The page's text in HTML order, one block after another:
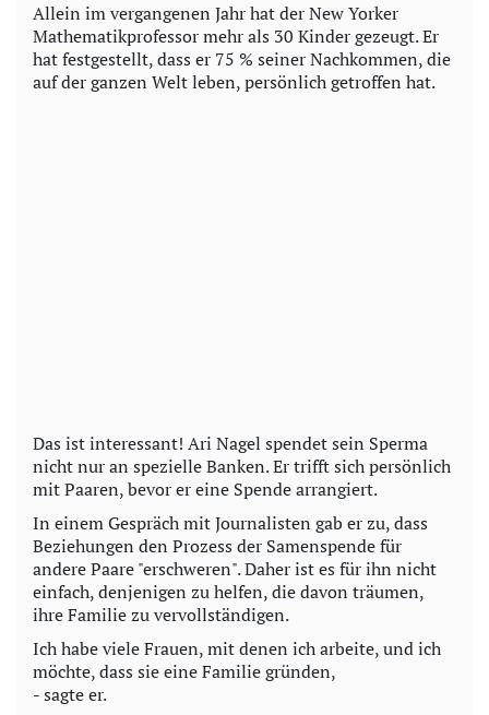
Allein im vergangenen Jahr hat der New Yorker
Mathematikprofessor mehr als 30 Kinder gezeugt. Er
hat festgestellt, dass er 75 % seiner Nachkommen, die
auf der ganzen Welt leben, persönlich getroffen hat.
Das ist interessant! Ari Nagel spendet sein Sperma
nicht nur an spezielle Banken. Er trifft sich persönlich
mit Paaren, bevor er eine Spende arrangiert.
In einem Gespräch mit Journalisten gab er zu, dass
Beziehungen den Prozess der Samenspende für
andere Paare "erschweren". Daher ist es für ihn nicht
einfach, denjenigen zu helfen, die davon träumen,
ihre Familie zu vervollständigen.
Ich habe viele Frauen, mit denen ich arbeite, und ich
möchte, dass sie eine Familie gründen,
- sagte er.